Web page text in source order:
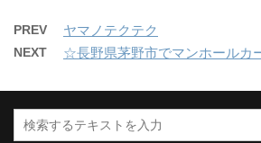
PREV ヤマノテクテク
NEXT ☆長野県茅野市でマンホールカ